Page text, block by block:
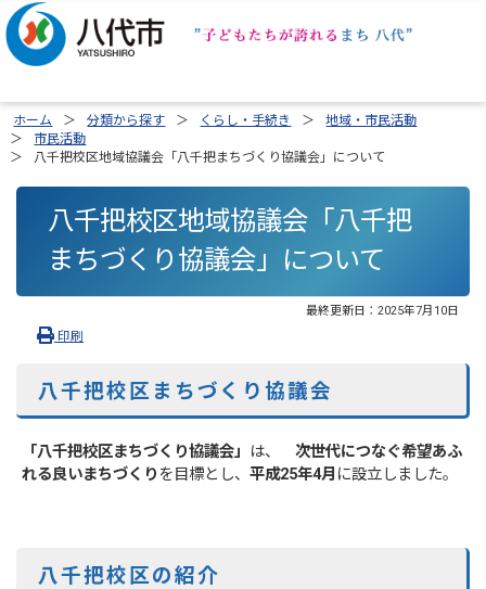
ホーム 分類から探す くらし・手続き
地域・市民活動
市民活動
八千把校区地域協議会「八千把まちづくり協議会」について
八千把校区地域協議会「八千把
まちづくり協議会」について
最終更新日： 2025年7月10日
印刷
八千把校区まちづくり協議会
「八千把校区まちづくり協議会」 は、次世代につなぐ希望あふ
れる良いまちづくり を目標とし、平成25年4月 に設立しました。
八千把校区の紹介